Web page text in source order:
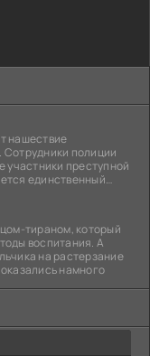
нашествие
Сотрудники полиции
участники преступной
единственный
тираном, который
воспитания. А
на растерзание
намного